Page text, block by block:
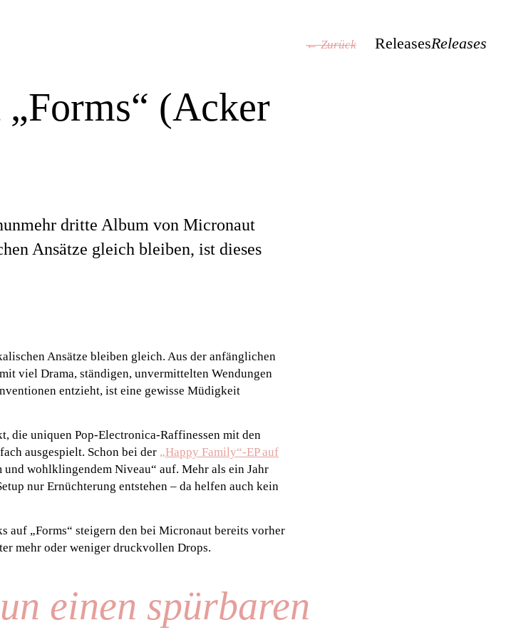
← Zurück ReleasesReleases
(Acker
dritte Album von Micronaut
Ansätze gleich bleiben, ist dieses
Ansätze bleiben gleich. Aus der anfänglichen
viel Drama, ständigen, unvermittelten Wendungen
entzieht, ist eine gewisse Müdigkeit
die uniquen Pop-Electronica-Raffinessen mit den
ausgespielt. Schon bei der „Happy Family“-EP auf
wohlklingendem Niveau“ auf. Mehr als ein Jahr
nur Ernüchterung entstehen – da helfen auch kein
auf „Forms“ steigern den bei Micronaut bereits vorher
mehr oder weniger druckvollen Drops.
einen spürbaren